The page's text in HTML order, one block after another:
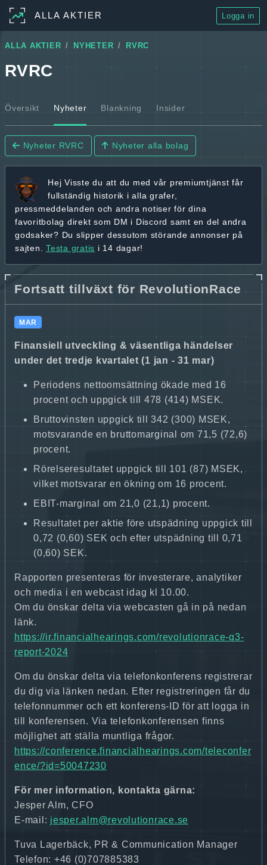
ALLA AKTIER Logga in
ALLA AKTIER NYHETER RVRC
RVRC
Översikt Nyheter Blankning Insider
Nyheter RVRC Nyheter alla bolag
Hej Visste du att du med vår premiumtjänst får
fullständig historik i alla grafer,
pressmeddelanden och andra notiser för dina
favoritbolag direkt som DM i Discord samt en del andra
godsaker? Du slipper dessutom störande annonser på
sajten. Testa gratis i 14 dagar!
Fortsatt tillväxt för RevolutionRace
MAR
Finansiell utveckling & väsentliga händelser
under det tredje kvartalet (1 jan - 31 mar)
Periodens nettoomsättning ökade med 16
procent och uppgick till 478 (414) MSEK.
Bruttovinsten uppgick till 342 (300) MSEK,
motsvarande en bruttomarginal om 71,5 (72,6)
procent.
Rörelseresultatet uppgick till 101 (87) MSEK,
vilket motsvarar en ökning om 16 procent.
EBIT-marginal om 21,0 (21,1) procent.
Resultatet per aktie före utspädning uppgick till
0,72 (0,60) SEK och efter utspädning till 0,71
(0,60) SEK.
Rapporten presenteras för investerare, analytiker
och media i en webcast idag kl 10.00.
Om du önskar delta via webcasten gå in på nedan
länk.
https://ir.financialhearings.com/revolutionrace-q3-
report-2024
Om du önskar delta via telefonkonferens registrerar
du dig via länken nedan. Efter registreringen får du
telefonnummer och ett konferens-ID för att logga in
till konferensen. Via telefonkonferensen finns
möjlighet att ställa muntliga frågor.
https://conference.financialhearings.com/teleconfer
ence/?id=50047230
För mer information, kontakta gärna:
Jesper Alm, CFO
E-mail: jesper.alm@revolutionrace.se
Tuva Lagerbäck, PR & Communication Manager
Telefon: +46 (0)707885383